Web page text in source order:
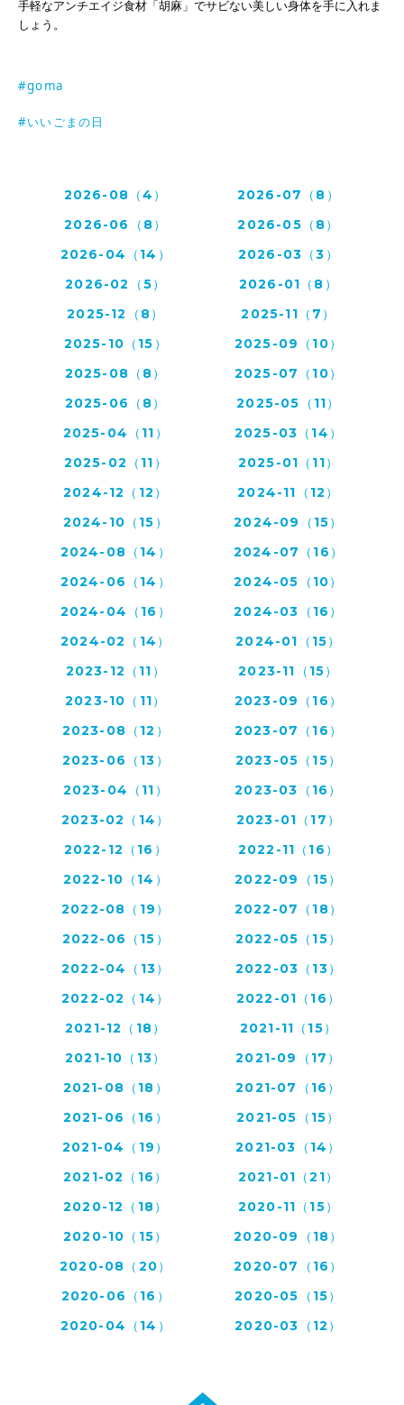
手軽なアンチエイジ食材「胡麻」でサビない美しい身体を手に入れま
しょう。
#goma
#いいごまの日
2026-08（4）
2026-07（8）
2026-06（8）
2026-05（8）
2026-04（14）
2026-03（3）
2026-02（5）
2026-01（8）
2025-12（8）
2025-11（7）
2025-10（15）
2025-09（10）
2025-08（8）
2025-07（10）
2025-06（8）
2025-05（11）
2025-04（11）
2025-03（14）
2025-02（11）
2025-01（11）
2024-12（12）
2024-11（12）
2024-10（15）
2024-09（15）
2024-08（14）
2024-07（16）
2024-06（14）
2024-05（10）
2024-04（16）
2024-03（16）
2024-02（14）
2024-01（15）
2023-12（11）
2023-11（15）
2023-10（11）
2023-09（16）
2023-08（12）
2023-07（16）
2023-06（13）
2023-05（15）
2023-04（11）
2023-03（16）
2023-02（14）
2023-01（17）
2022-12（16）
2022-11（16）
2022-10（14）
2022-09（15）
2022-08（19）
2022-07（18）
2022-06（15）
2022-05（15）
2022-04（13）
2022-03（13）
2022-02（14）
2022-01（16）
2021-12（18）
2021-11（15）
2021-10（13）
2021-09（17）
2021-08（18）
2021-07（16）
2021-06（16）
2021-05（15）
2021-04（19）
2021-03（14）
2021-02（16）
2021-01（21）
2020-12（18）
2020-11（15）
2020-10（15）
2020-09（18）
2020-08（20）
2020-07（16）
2020-06（16）
2020-05（15）
2020-04（14）
2020-03（12）